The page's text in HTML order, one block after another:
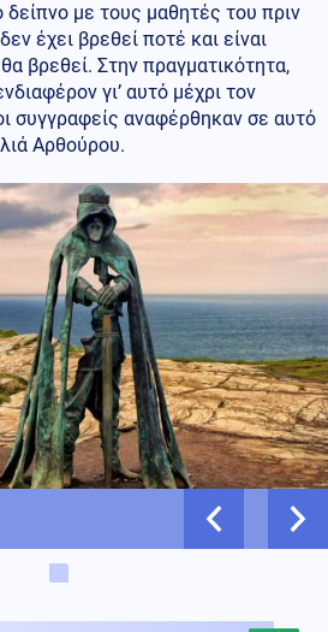
δείπνο με τους μαθητές του πριν
έχει βρεθεί ποτέ και είναι
βρεθεί. Στην πραγματικότητα,
γι’ αυτό μέχρι τον
συγγραφείς αναφέρθηκαν σε αυτό
Αρθούρου.